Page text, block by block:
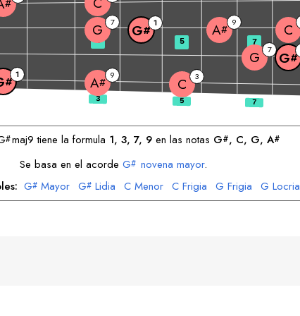
# 1 A# 9 C 3
G 7 G#
G
7 G# 1 A# 9 C
#
3 5 7
#maj9 tiene la formula 1, 3, 7, 9en las notas G#, C, G, A#
Se basa en el acordeG# novena mayor.
G# Mayor G# Lidia C Menor C Frigia G Frigia G Locria
A# Dórico A# Mixolidia